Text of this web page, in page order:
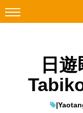
Facebook
科技焦點
日
|